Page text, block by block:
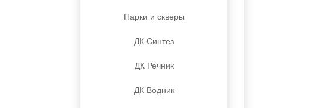
Парки и скверы
ДК Синтез
ДК Речник
ДК Водник